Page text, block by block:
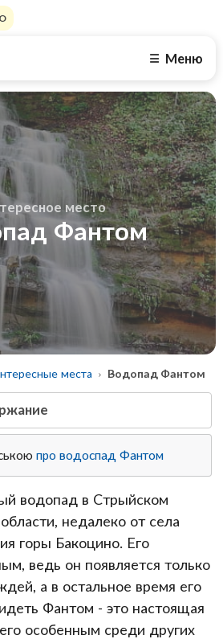
☰ Меню
место
Фантом
места Водопад Фантом
про водоспад Фантом
водопад в Стрыйском
недалеко от села
горы Бакоцино. Его
ведь он появляется только
а в остальное время его
Фантом - это настоящая
особенным среди других